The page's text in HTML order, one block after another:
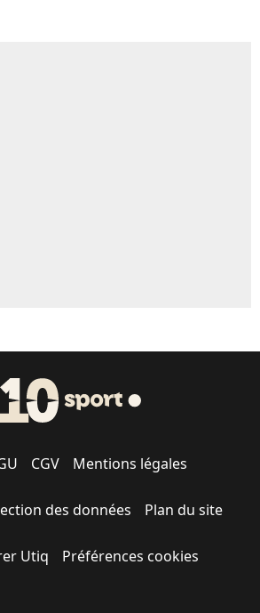
CGV Mentions légales
des données Plan du site
Utiq Préférences cookies